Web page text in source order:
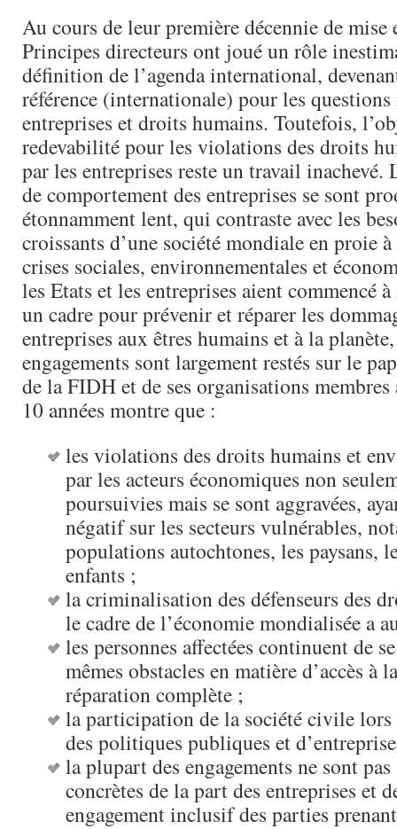
Au cours de leur première décennie de
Principes directeurs ont joué un rôle
définition de l’agenda international,
référence (internationale) pour les
entreprises et droits humains. Toutefois,
redevabilité pour les violations des droits
par les entreprises reste un travail inachevé.
de comportement des entreprises se sont
étonnamment lent, qui contraste avec les
croissants d’une société mondiale en proie
crises sociales, environnementales et
les Etats et les entreprises aient commencé
un cadre pour prévenir et réparer les
entreprises aux êtres humains et à la
engagements sont largement restés sur le
de la FIDH et de ses organisations membres
10 années montre que :
les violations des droits humains et
par les acteurs économiques non
poursuivies mais se sont aggravées,
négatif sur les secteurs vulnérables,
populations autochtones, les paysans,
enfants ;
la criminalisation des défenseurs des
le cadre de l’économie mondialisée a
les personnes affectées continuent de
mêmes obstacles en matière d’accès à
réparation complète ;
la participation de la société civile lors
des politiques publiques et
la plupart des engagements ne sont
concrètes de la part des entreprises et
engagement inclusif des parties